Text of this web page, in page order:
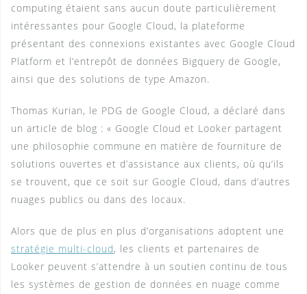
computing étaient sans aucun doute particulièrement
intéressantes pour Google Cloud, la plateforme
présentant des connexions existantes avec Google Cloud
Platform et l’entrepôt de données Bigquery de Google,
ainsi que des solutions de type Amazon.
Thomas Kurian, le PDG de Google Cloud, a déclaré dans
un article de blog : « Google Cloud et Looker partagent
une philosophie commune en matière de fourniture de
solutions ouvertes et d’assistance aux clients, où qu’ils
se trouvent, que ce soit sur Google Cloud, dans d’autres
nuages publics ou dans des locaux.
Alors que de plus en plus d’organisations adoptent une
stratégie multi-cloud, les clients et partenaires de
Looker peuvent s’attendre à un soutien continu de tous
les systèmes de gestion de données en nuage comme